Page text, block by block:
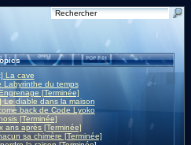
La cave
Labyrinthe du temps
[Terminée]
Le diable dans la maison
back de Code Lyoko
[Terminée]
ans après [Terminée]
sa chimère [Terminée]